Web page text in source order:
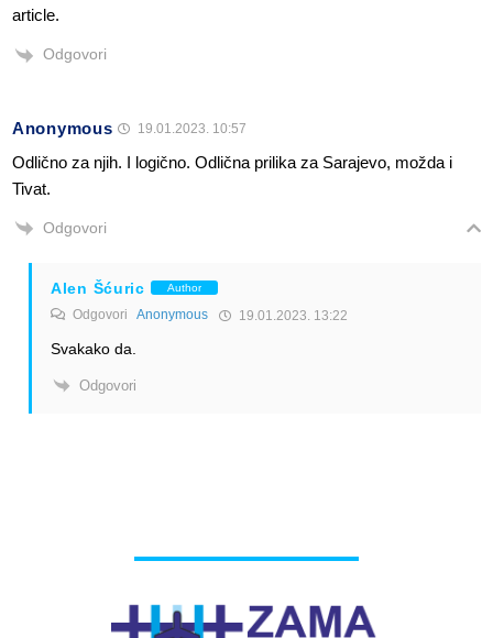
article.
Odgovori
Anonymous 19.01.2023. 10:57
Odlično za njih. I logično. Odlična prilika za Sarajevo, možda i
Tivat.
Odgovori
Alen Šćuric Author
Odgovori Anonymous 19.01.2023. 13:22
Svakako da.
Odgovori